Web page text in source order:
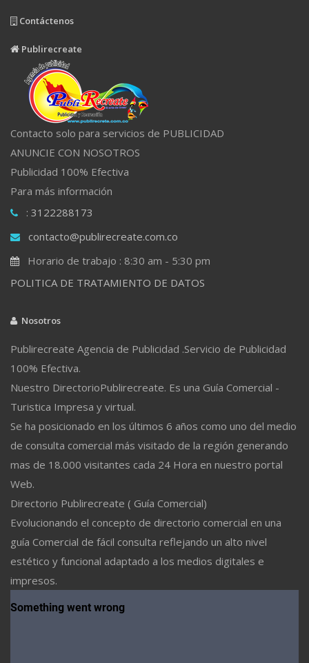
Contáctenos
Publirecreate
Contacto solo para servicios de PUBLICIDAD
ANUNCIE CON NOSOTROS
Publicidad 100% Efectiva
Para más información
: 3122288173
contacto@publirecreate.com.co
Horario de trabajo : 8:30 am - 5:30 pm
POLITICA DE TRATAMIENTO DE DATOS
Nosotros
Publirecreate Agencia de Publicidad .Servicio de Publicidad
100% Efectiva.
Nuestro DirectorioPublirecreate. Es una Guía Comercial -
Turistica Impresa y virtual.
Se ha posicionado en los últimos 6 años como uno del medio
de consulta comercial más visitado de la región generando
mas de 18.000 visitantes cada 24 Hora en nuestro portal
Web.
Directorio Publirecreate ( Guía Comercial)
Evolucionando el concepto de directorio comercial en una
guía Comercial de fácil consulta reflejando un alto nivel
estético y funcional adaptado a los medios digitales e
impresos.